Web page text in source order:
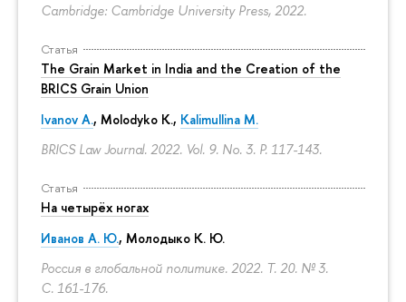
Cambridge: Cambridge University Press, 2022.
Статья
The Grain Market in India and the Creation of the
BRICS Grain Union
Ivanov A., Molodyko K., Kalimullina M.
BRICS Law Journal. 2022. Vol. 9. No. 3. P. 117-143.
Статья
На четырёх ногах
Иванов А. Ю., Молодыко К. Ю.
Россия в глобальной политике. 2022. Т. 20. № 3.
С. 161-176.